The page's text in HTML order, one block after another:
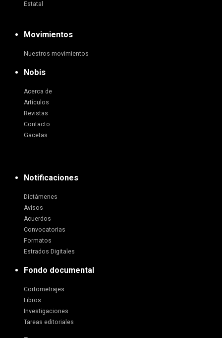
Estatal
Movimientos
Nuestros movimientos
Nobis
Acerca de
Artículos
Revistas
Contacto
Gacetas
Notificaciones
Dictámenes
Avisos
Acuerdos
Convocatorias
Formatos
Estrados Digitales
Fondo documental
Cortometrajes
Libros
Investigaciones
Tareas editoriales